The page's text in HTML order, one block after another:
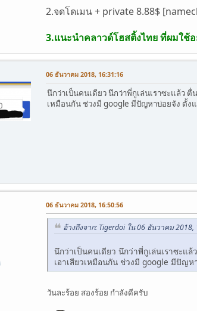
2.จดโดเมน + private 8.88$
3.แนะนำคลาวด์โฮสติ้งไทย ที่ผมใ
06 ธันวาคม 2018, 16:31:16
นึกว่าเป็นคนเดียว นึกว่าพี่กูเล่นเราซะแล้ว
เหมือนกัน ช่วงมี google มีปัญหาบ่อยจัง ตั้ง
06 ธันวาคม 2018, 16:50:56
อ้างถึงจาก: Tigerdoi ใน 06 ธันวาคม 2018,
นึกว่าเป็นคนเดียว นึกว่าพี่กูเล่นเราซะแ
เอาเสียวเหมือนกัน ช่วงมี google มีปัญ
วันละร้อย สองร้อย กำลังดีครับ